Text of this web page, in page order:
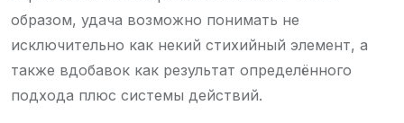
образом, удача возможно понимать не
исключительно как некий стихийный элемент, а
также вдобавок как результат определённого
подхода плюс системы действий.